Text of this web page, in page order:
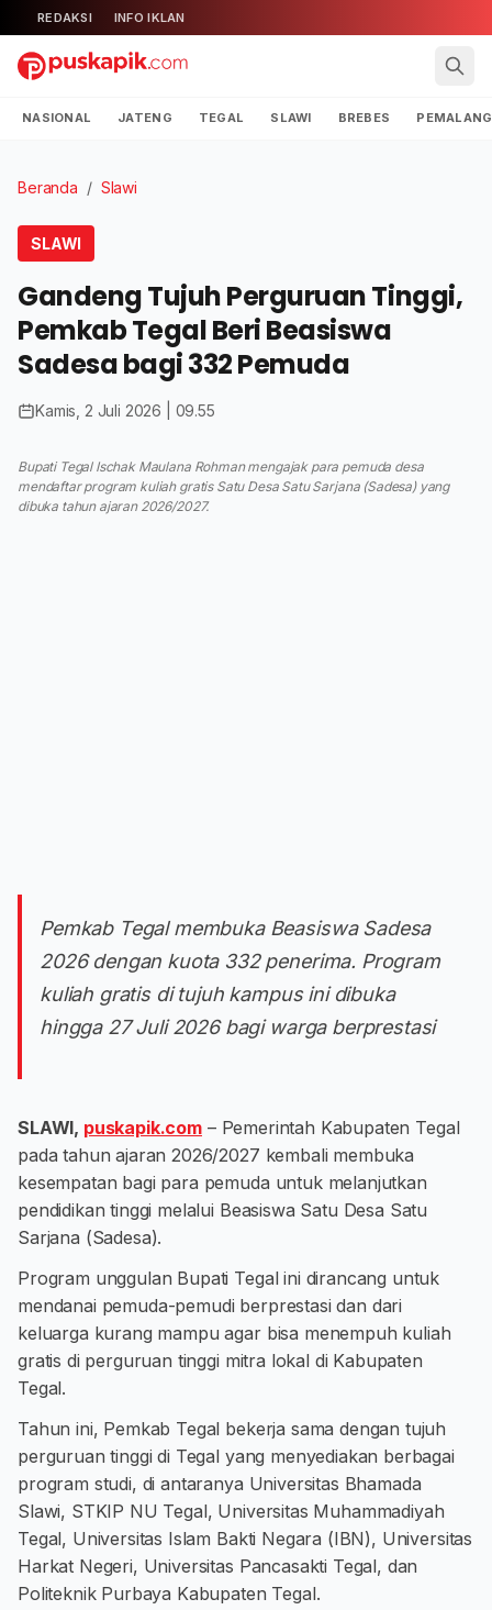
REDAKSI INFO IKLAN
NASIONAL JATENG TEGAL SLAWI BREBES PEMALANG
Beranda / Slawi
SLAWI
Gandeng Tujuh Perguruan Tinggi,
Pemkab Tegal Beri Beasiswa
Sadesa bagi 332 Pemuda
Kamis, 2 Juli 2026 | 09.55
Bupati Tegal Ischak Maulana Rohman mengajak para pemuda desa
mendaftar program kuliah gratis Satu Desa Satu Sarjana (Sadesa) yang
dibuka tahun ajaran 2026/2027.
Pemkab Tegal membuka Beasiswa Sadesa
2026 dengan kuota 332 penerima. Program
kuliah gratis di tujuh kampus ini dibuka
hingga 27 Juli 2026 bagi warga berprestasi
SLAWI, puskapik.com– Pemerintah Kabupaten Tegal
pada tahun ajaran 2026/2027 kembali membuka
kesempatan bagi para pemuda untuk melanjutkan
pendidikan tinggi melalui Beasiswa Satu Desa Satu
Sarjana (Sadesa).
Program unggulan Bupati Tegal ini dirancang untuk
mendanai pemuda-pemudi berprestasi dan dari
keluarga kurang mampu agar bisa menempuh kuliah
gratis di perguruan tinggi mitra lokal di Kabupaten
Tegal.
Tahun ini, Pemkab Tegal bekerja sama dengan tujuh
perguruan tinggi di Tegal yang menyediakan berbagai
program studi, di antaranya Universitas Bhamada
Slawi, STKIP NU Tegal, Universitas Muhammadiyah
Tegal, Universitas Islam Bakti Negara (IBN), Universitas
Harkat Negeri, Universitas Pancasakti Tegal, dan
Politeknik Purbaya Kabupaten Tegal.